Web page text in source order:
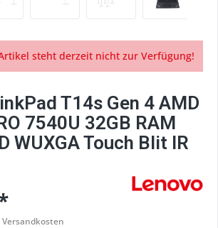
steht derzeit nicht zur Verfügung!
T14s Gen 4 AMD
7540U 32GB RAM
WUXGA Touch Blit IR
Versandkosten